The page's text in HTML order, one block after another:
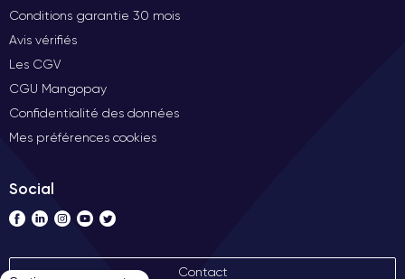
Conditions garantie 30 mois
Avis vérifiés
Les CGV
CGU Mangopay
Confidentialité des données
Mes préférences cookies
Social
Contact